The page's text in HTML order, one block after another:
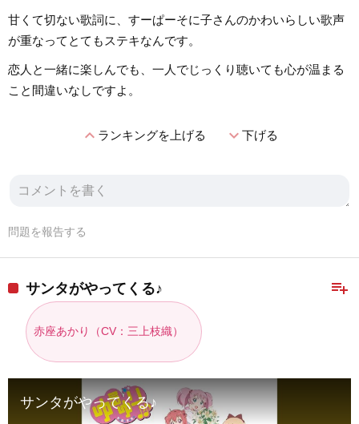
甘くて切ない歌詞に、すーぱーそに子さんのかわいらしい歌声
が重なってとてもステキなんです。
恋人と一緒に楽しんでも、一人でじっくり聴いても心が温まる
こと間違いなしですよ。
expand_lessランキングを上げる expand_more下げる
問題を報告する
playlist_add
サンタがやってくる♪
赤座あかり（CV：三上枝織）
サンタがやってくる♪